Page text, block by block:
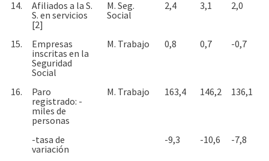
14.
Afiliados a la S.
S. en servicios
[2]
M. Seg.
Social
2,4 3,1 2,0
15.
Empresas
inscritas en la
Seguridad
Social
M. Trabajo 0,8 0,7 -0,7
16.
Paro
registrado: -
miles de
personas
M. Trabajo 163,4 146,2 136,1
-tasa de
variación
-9,3 -10,6 -7,8